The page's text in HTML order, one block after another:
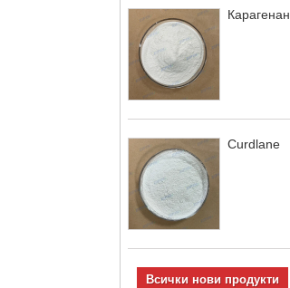
Карагенан
Curdlane
Всички нови продукти